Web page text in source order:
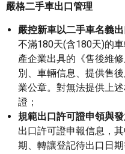
嚴格二手車出口管理
嚴控新車以二手車名義出
不滿180天(含180天)的
產企業出具的《售後維
別、車輛信息、提供售
業公章。對無法提供上
證；
規範出口許可證申領與發
出口許可證申報信息，
期、轉讓登記待出口日